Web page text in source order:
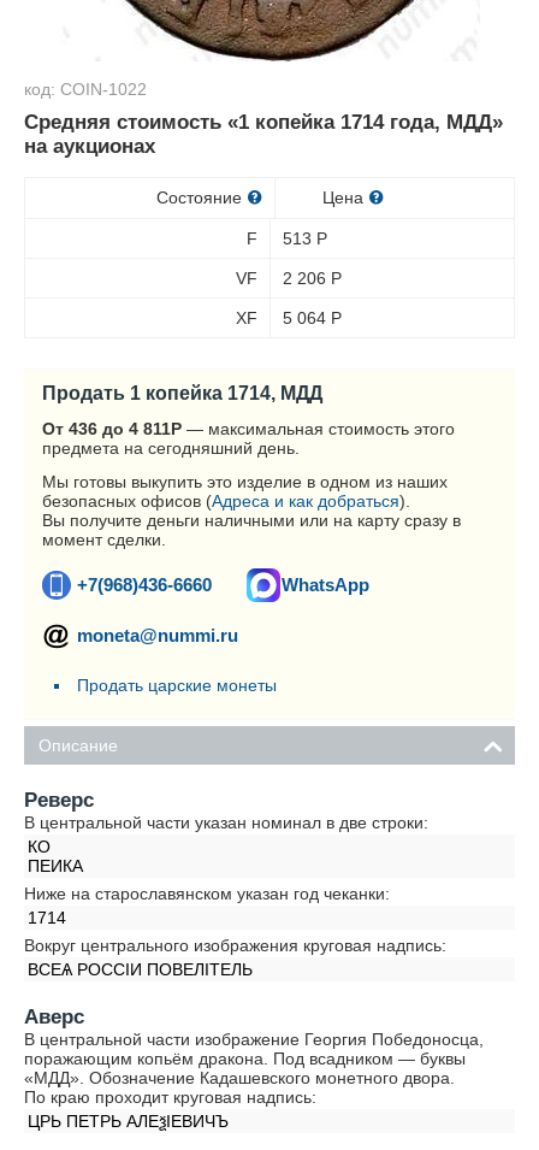
код: COIN-1022
Средняя стоимость «1 копейка 1714 года, МДД»
на аукционах
Состояние Цена
F 513 Р
VF 2 206 Р
XF 5 064 Р
Продать 1 копейка 1714, МДД
От 436 до 4 811Р — максимальная стоимость этого
предмета на сегодняшний день.
Мы готовы выкупить это изделие в одном из наших
безопасных офисов (Адреса и как добраться).
Вы получите деньги наличными или на карту сразу в
момент сделки.
+7(968)436-6660 WhatsApp
moneta@nummi.ru
Продать царские монеты
Описание
Реверс
В центральной части указан номинал в две строки:
КО
ПЕИКА
Ниже на старославянском указан год чеканки:
1714
Вокруг центрального изображения круговая надпись:
ВСЕѦ РОССIИ ПОВЕЛIТЕЛЬ
Аверс
В центральной части изображение Георгия Победоносца,
поражающим копьём дракона. Под всадником — буквы
«МДД». Обозначение Кадашевского монетного двора.
По краю проходит круговая надпись:
ЦРЬ ПЕТРЬ АЛЕѯIЕВИЧЪ